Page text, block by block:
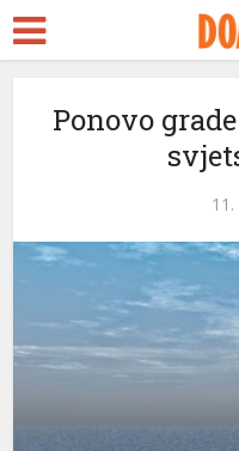
Ponovo